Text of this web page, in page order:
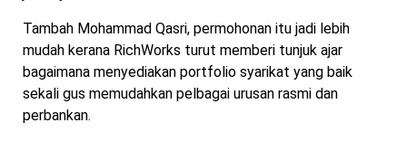
Tambah Mohammad Qasri, permohonan itu jadi lebih
mudah kerana RichWorks turut memberi tunjuk ajar
bagaimana menyediakan portfolio syarikat yang baik
sekali gus memudahkan pelbagai urusan rasmi dan
perbankan.